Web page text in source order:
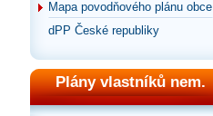
Mapa povodňového plánu obce
dPP České republiky
Plány vlastníků nem.